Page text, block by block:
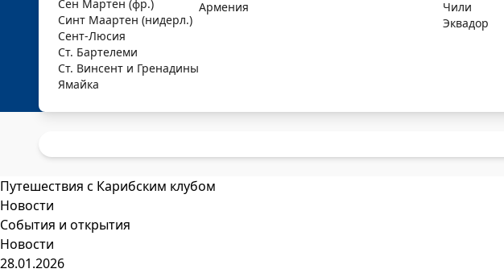
Сен Мартен (фр.)
Синт Маартен (нидерл.)
Сент-Люсия
Ст. Бартелеми
Ст. Винсент и Гренадины
Ямайка
Армения
Чили
Эквадор
Путешествия с Карибским клубом
Новости
События и открытия
Новости
28.01.2026